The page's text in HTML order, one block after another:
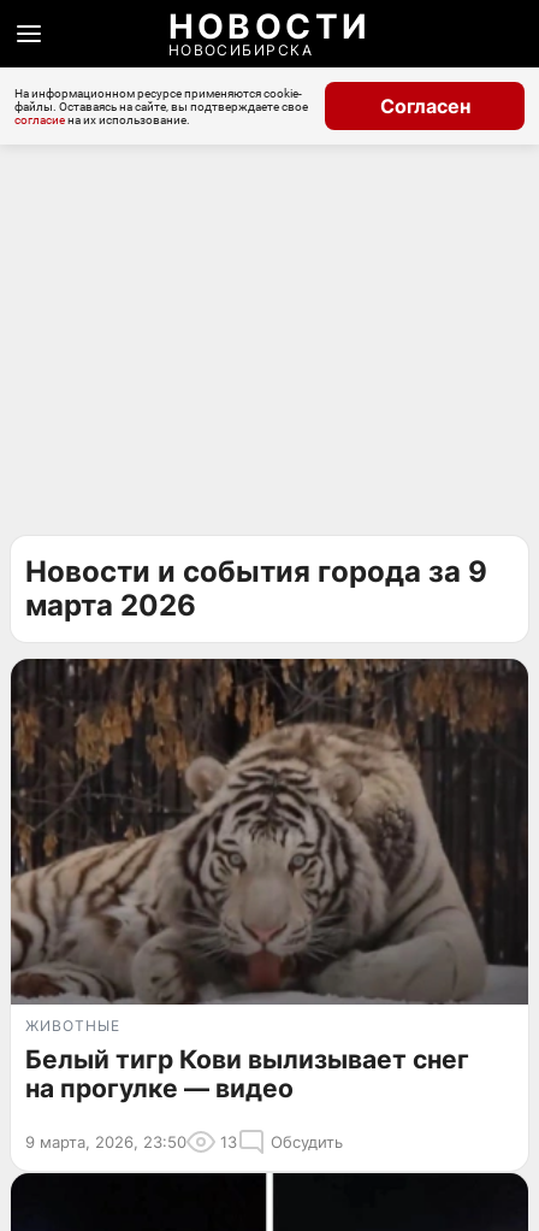
НОВОСТИ
НОВОСИБИРСКА
На информационном ресурсе применяются cookie-
файлы. Оставаясь на сайте, вы подтверждаете свое
согласиена их использование.
Согласен
Новости и события города за 9
марта 2026
ЖИВОТНЫЕ
Белый тигр Кови вылизывает снег
на прогулке — видео
9 марта, 2026, 23:50 13 Обсудить